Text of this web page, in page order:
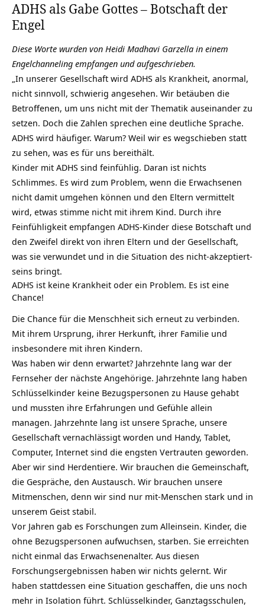
ADHS als Gabe Gottes – Botschaft der
Engel
Diese Worte wurden von Heidi Madhavi Garzella in einem
Engelchanneling empfangen und aufgeschrieben.
„In unserer Gesellschaft wird ADHS als Krankheit, anormal,
nicht sinnvoll, schwierig angesehen. Wir betäuben die
Betroffenen, um uns nicht mit der Thematik auseinander zu
setzen. Doch die Zahlen sprechen eine deutliche Sprache.
ADHS wird häufiger. Warum? Weil wir es wegschieben statt
zu sehen, was es für uns bereithält.
Kinder mit ADHS sind feinfühlig. Daran ist nichts
Schlimmes. Es wird zum Problem, wenn die Erwachsenen
nicht damit umgehen können und den Eltern vermittelt
wird, etwas stimme nicht mit ihrem Kind. Durch ihre
Feinfühligkeit empfangen ADHS-Kinder diese Botschaft und
den Zweifel direkt von ihren Eltern und der Gesellschaft,
was sie verwundet und in die Situation des nicht-akzeptiert-
seins bringt.
ADHS ist keine Krankheit oder ein Problem. Es ist eine
Chance!
Die Chance für die Menschheit sich erneut zu verbinden.
Mit ihrem Ursprung, ihrer Herkunft, ihrer Familie und
insbesondere mit ihren Kindern.
Was haben wir denn erwartet? Jahrzehnte lang war der
Fernseher der nächste Angehörige. Jahrzehnte lang haben
Schlüsselkinder keine Bezugspersonen zu Hause gehabt
und mussten ihre Erfahrungen und Gefühle allein
managen. Jahrzehnte lang ist unsere Sprache, unsere
Gesellschaft vernachlässigt worden und Handy, Tablet,
Computer, Internet sind die engsten Vertrauten geworden.
Aber wir sind Herdentiere. Wir brauchen die Gemeinschaft,
die Gespräche, den Austausch. Wir brauchen unsere
Mitmenschen, denn wir sind nur mit-Menschen stark und in
unserem Geist stabil.
Vor Jahren gab es Forschungen zum Alleinsein. Kinder, die
ohne Bezugspersonen aufwuchsen, starben. Sie erreichten
nicht einmal das Erwachsenenalter. Aus diesen
Forschungsergebnissen haben wir nichts gelernt. Wir
haben stattdessen eine Situation geschaffen, die uns noch
mehr in Isolation führt. Schlüsselkinder, Ganztagsschulen,